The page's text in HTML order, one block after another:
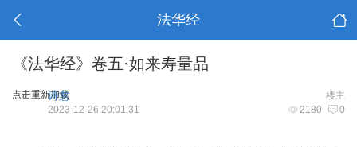
法华经
《法华经》卷五·如来寿量品
点击重新加载 楼主
诗意
2180 0
2023-12-26 20:01:31